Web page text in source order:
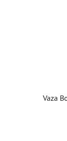
Vaza